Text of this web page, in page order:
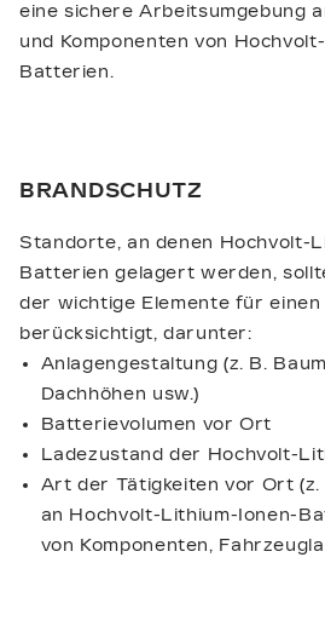
eine sichere Arbeitsumgebung
und Komponenten von
Batterien.
BRANDSCHUTZ
Standorte, an denen Hochvolt-
Batterien gelagert werden,
der wichtige Elemente für
berücksichtigt, darunter:
Anlagengestaltung (z. B.
Dachhöhen usw.)
Batterievolumen vor Ort
Ladezustand der Hochvolt-
Art der Tätigkeiten vor Ort
an Hochvolt-Lithium-Ionen-
von Komponenten,